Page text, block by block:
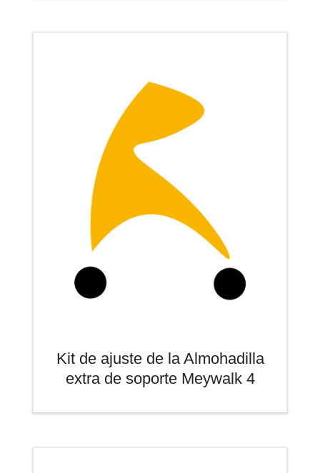
Kit de ajuste de la Almohadilla
extra de soporte Meywalk 4